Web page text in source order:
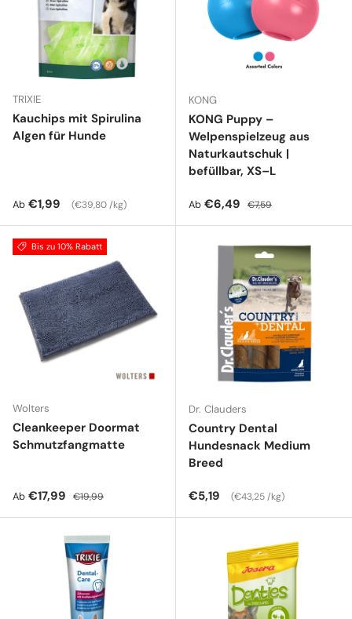
TRIXIE
Kauchips mit Spirulina
Algen für Hunde
Normaler Preis
Ab €1,99 Grundpreis
€39,80 /kg
KONG
KONG Puppy –
Welpenspielzeug aus
Naturkautschuk |
befüllbar, XS–L
Verkaufspreis
Ab €6,49 Normaler Preis
€7,59
Bis zu 10% Rabatt
Wolters
Cleankeeper Doormat
Schmutzfangmatte
Verkaufspreis
Ab €17,99 Normaler Preis
€19,99
Dr. Clauders
Country Dental
Hundesnack Medium
Breed
Normaler Preis
€5,19 Grundpreis
€43,25 /kg